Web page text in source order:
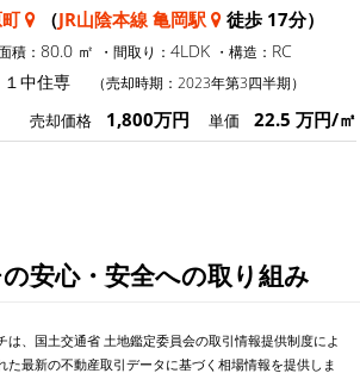
（JR山陰本線 亀岡駅 徒歩 17分）
積： 80.0 ㎡ ・間取り： 4LDK ・構造： RC
１中住専 （売却時期：2023年第3四半期）
売却価格 1,800万円 単価 22.5 万円/㎡
安心・安全への取り組み
は、国土交通省 土地鑑定委員会の取引情報提供制度によ
た最新の不動産取引データに基づく相場情報を提供しま